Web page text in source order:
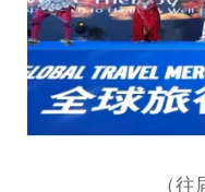
（